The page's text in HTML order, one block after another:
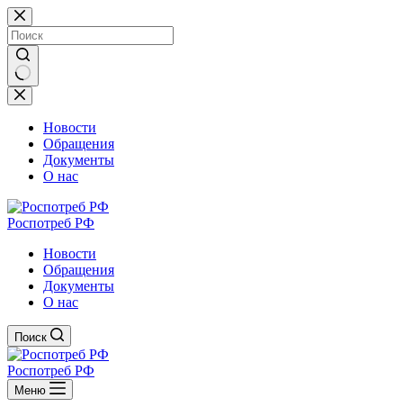
Перейти
к
сути
Ничего
не
найденоНовости
Обращения
Документы
О нас
Роспотреб РФ
Новости
Обращения
Документы
О нас
Поиск
Роспотреб РФ
Меню